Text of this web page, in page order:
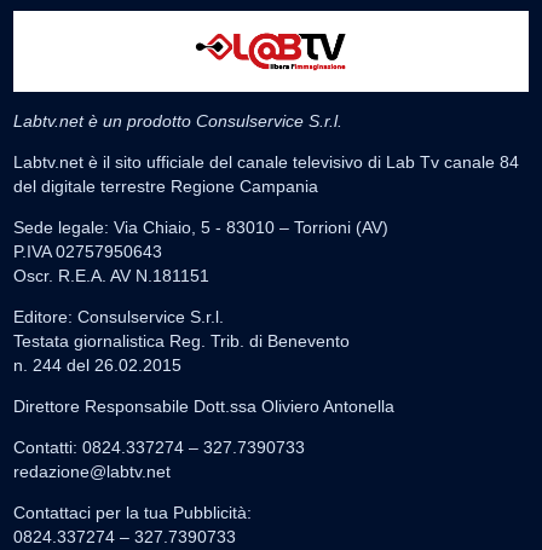
Labtv.net è un prodotto Consulservice S.r.l.
Labtv.net è il sito ufficiale del canale televisivo di Lab Tv canale 84
del digitale terrestre Regione Campania
Sede legale: Via Chiaio, 5 - 83010 – Torrioni (AV)
P.IVA 02757950643
Oscr. R.E.A. AV N.181151
Editore: Consulservice S.r.l.
Testata giornalistica Reg. Trib. di Benevento
n. 244 del 26.02.2015
Direttore Responsabile Dott.ssa Oliviero Antonella
Contatti: 0824.337274 – 327.7390733
redazione@labtv.net
Contattaci per la tua Pubblicità:
0824.337274 – 327.7390733